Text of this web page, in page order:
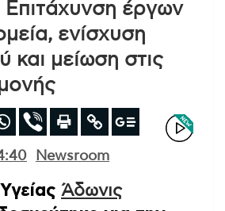
Επιτάχυνση έργων
ενίσχυση
και μείωση στις
Newsroom
Άδωνις